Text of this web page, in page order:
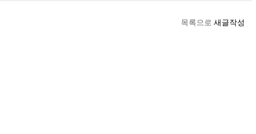
목록으로 새글작성